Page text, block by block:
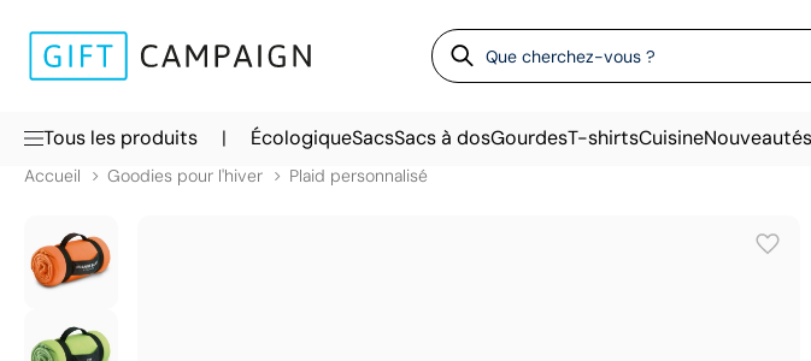
Tous les produits | ÉcologiqueSacsSacs à dosGourdesT-shirtsCuisineNouveautés
Accueil Goodies pour l'hiver Plaid personnalisé